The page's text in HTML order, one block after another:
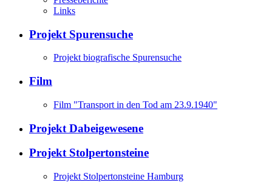
Links
Projekt Spurensuche
Projekt biografische Spurensuche
Film
Film "Transport in den Tod am 23.9.1940"
Projekt Dabeigewesene
Projekt Stolpertonsteine
Projekt Stolpertonsteine Hamburg